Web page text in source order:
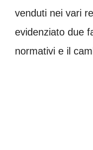
venduti nei vari
evidenziato due
normativi e il